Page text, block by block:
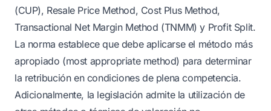
(CUP), Resale Price Method, Cost Plus Method,
Transactional Net Margin Method (TNMM) y Profit Split.
La norma establece que debe aplicarse el método más
apropiado (most appropriate method) para determinar
la retribución en condiciones de plena competencia.
Adicionalmente, la legislación admite la utilización de